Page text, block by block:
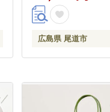
県 尾道市 向島】
広島県 尾道市